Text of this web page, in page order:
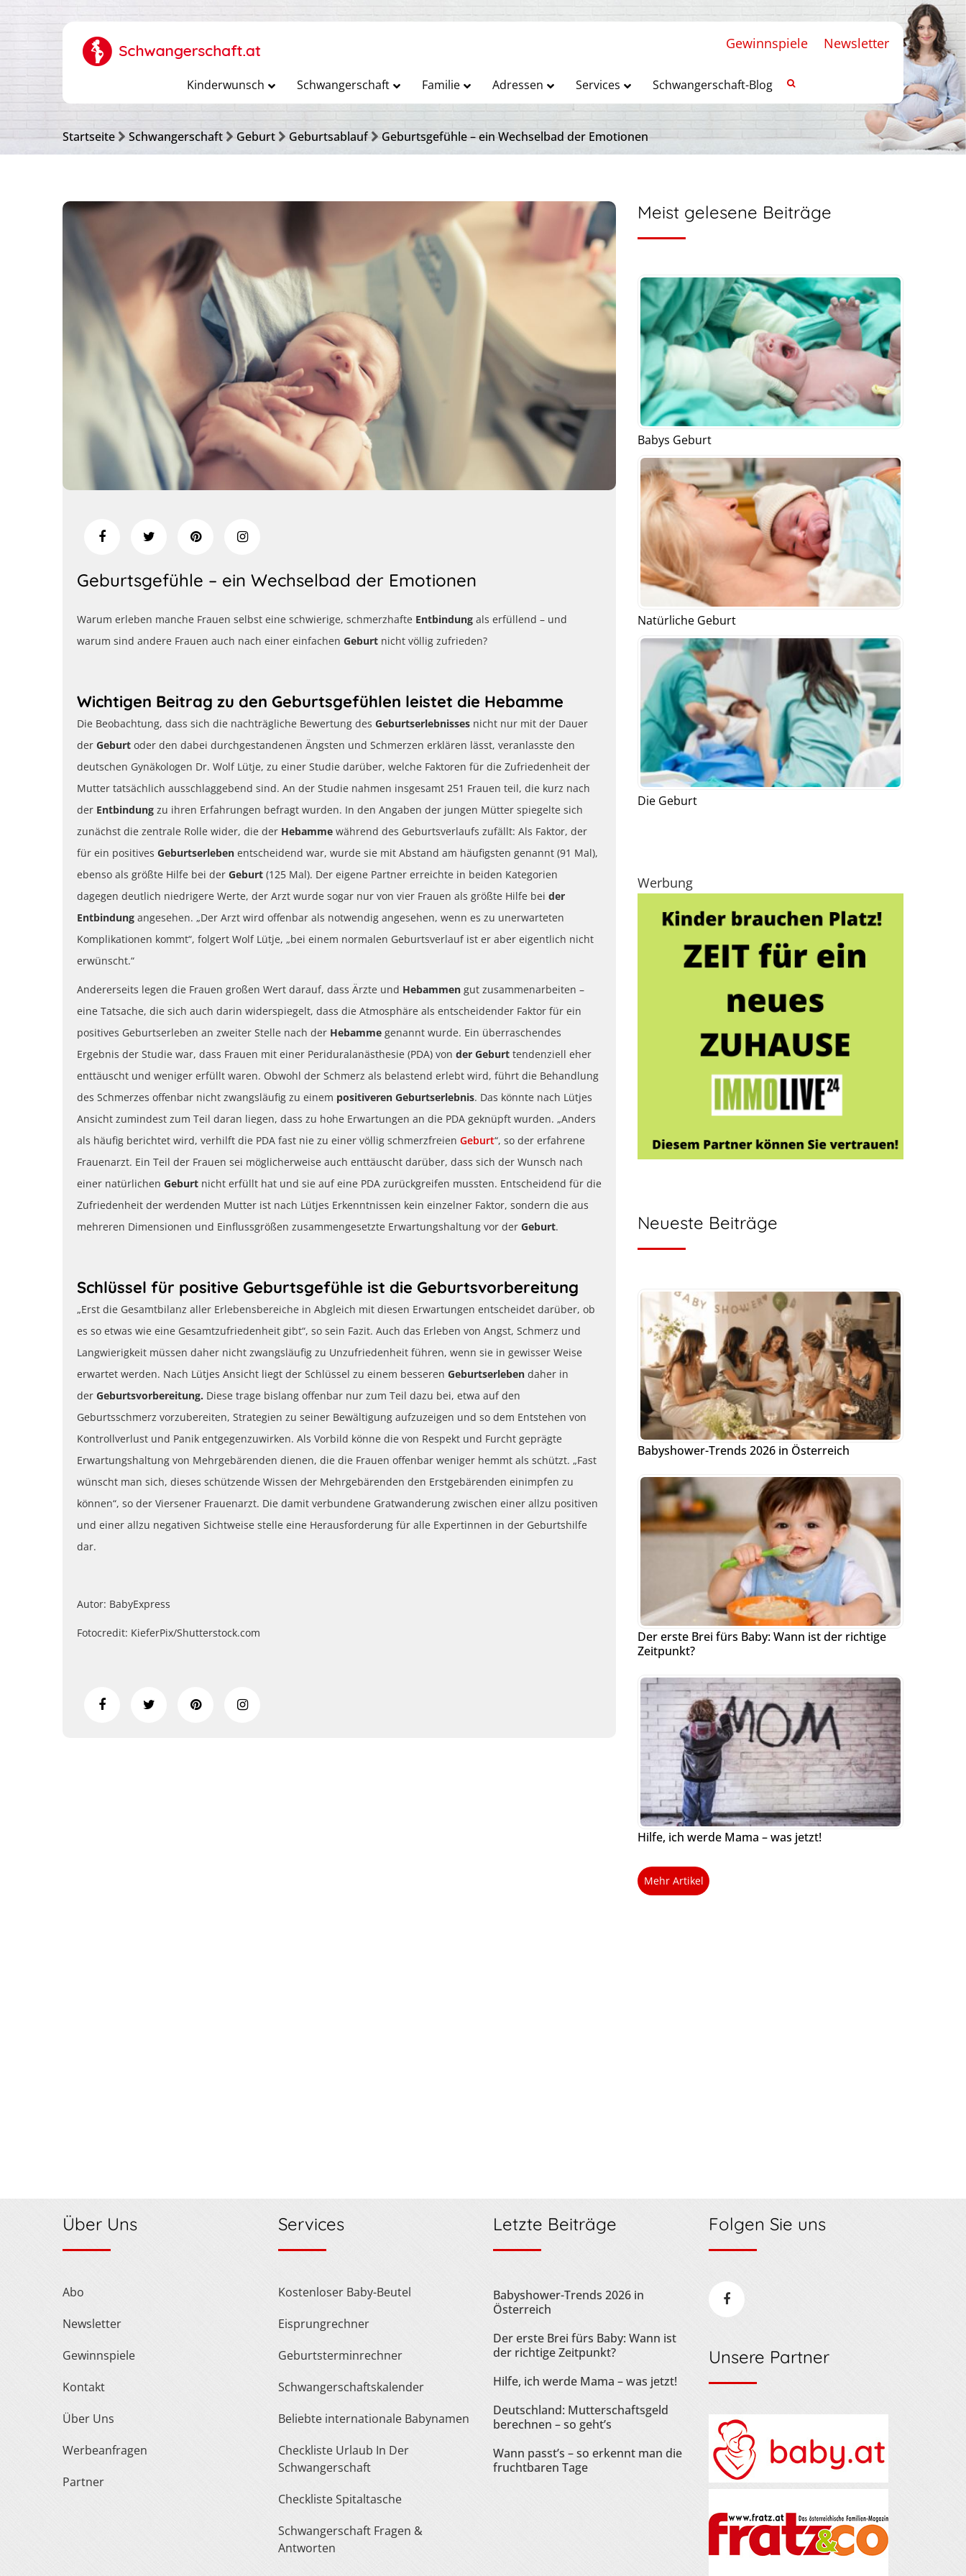
Gewinnspiele Newsletter
Kinderwunsch Schwangerschaft Familie Adressen Services Schwangerschaft-Blog
Startseite Schwangerschaft Geburt Geburtsablauf Geburtsgefühle – ein Wechselbad der Emotionen
Geburtsgefühle – ein Wechselbad der Emotionen
Warum erleben manche Frauen selbst eine schwierige, schmerzhafte Entbindung als erfüllend – und
warum sind andere Frauen auch nach einer einfachen Geburt nicht völlig zufrieden?
Wichtigen Beitrag zu den Geburtsgefühlen leistet die Hebamme
Die Beobachtung, dass sich die nachträgliche Bewertung des Geburtserlebnisses nicht nur mit der Dauer
der Geburt oder den dabei durchgestandenen Ängsten und Schmerzen erklären lässt, veranlasste den
deutschen Gynäkologen Dr. Wolf Lütje, zu einer Studie darüber, welche Faktoren für die Zufriedenheit der
Mutter tatsächlich ausschlaggebend sind. An der Studie nahmen insgesamt 251 Frauen teil, die kurz nach
der Entbindung zu ihren Erfahrungen befragt wurden. In den Angaben der jungen Mütter spiegelte sich
zunächst die zentrale Rolle wider, die der Hebamme während des Geburtsverlaufs zufällt: Als Faktor, der
für ein positives Geburtserleben entscheidend war, wurde sie mit Abstand am häufigsten genannt (91 Mal),
ebenso als größte Hilfe bei der Geburt (125 Mal). Der eigene Partner erreichte in beiden Kategorien
dagegen deutlich niedrigere Werte, der Arzt wurde sogar nur von vier Frauen als größte Hilfe bei der
Entbindung angesehen. „Der Arzt wird offenbar als notwendig angesehen, wenn es zu unerwarteten
Komplikationen kommt“, folgert Wolf Lütje, „bei einem normalen Geburtsverlauf ist er aber eigentlich nicht
erwünscht.“
Andererseits legen die Frauen großen Wert darauf, dass Ärzte und Hebammen gut zusammenarbeiten –
eine Tatsache, die sich auch darin widerspiegelt, dass die Atmosphäre als entscheidender Faktor für ein
positives Geburtserleben an zweiter Stelle nach der Hebamme genannt wurde. Ein überraschendes
Ergebnis der Studie war, dass Frauen mit einer Periduralanästhesie (PDA) von der Geburt tendenziell eher
enttäuscht und weniger erfüllt waren. Obwohl der Schmerz als belastend erlebt wird, führt die Behandlung
des Schmerzes offenbar nicht zwangsläufig zu einem positiveren Geburtserlebnis. Das könnte nach Lütjes
Ansicht zumindest zum Teil daran liegen, dass zu hohe Erwartungen an die PDA geknüpft wurden. „Anders
als häufig berichtet wird, verhilft die PDA fast nie zu einer völlig schmerzfreien Geburt“, so der erfahrene
Frauenarzt. Ein Teil der Frauen sei möglicherweise auch enttäuscht darüber, dass sich der Wunsch nach
einer natürlichen Geburt nicht erfüllt hat und sie auf eine PDA zurückgreifen mussten. Entscheidend für die
Zufriedenheit der werdenden Mutter ist nach Lütjes Erkenntnissen kein einzelner Faktor, sondern die aus
mehreren Dimensionen und Einflussgrößen zusammengesetzte Erwartungshaltung vor der Geburt.
Schlüssel für positive Geburtsgefühle ist die Geburtsvorbereitung
„Erst die Gesamtbilanz aller Erlebensbereiche in Abgleich mit diesen Erwartungen entscheidet darüber, ob
es so etwas wie eine Gesamtzufriedenheit gibt“, so sein Fazit. Auch das Erleben von Angst, Schmerz und
Langwierigkeit müssen daher nicht zwangsläufig zu Unzufriedenheit führen, wenn sie in gewisser Weise
erwartet werden. Nach Lütjes Ansicht liegt der Schlüssel zu einem besseren Geburtserleben daher in
der Geburtsvorbereitung. Diese trage bislang offenbar nur zum Teil dazu bei, etwa auf den
Geburtsschmerz vorzubereiten, Strategien zu seiner Bewältigung aufzuzeigen und so dem Entstehen von
Kontrollverlust und Panik entgegenzuwirken. Als Vorbild könne die von Respekt und Furcht geprägte
Erwartungshaltung von Mehrgebärenden dienen, die die Frauen offenbar weniger hemmt als schützt. „Fast
wünscht man sich, dieses schützende Wissen der Mehrgebärenden den Erstgebärenden einimpfen zu
können“, so der Viersener Frauenarzt. Die damit verbundene Gratwanderung zwischen einer allzu positiven
und einer allzu negativen Sichtweise stelle eine Herausforderung für alle Expertinnen in der Geburtshilfe
dar.
Autor: BabyExpress
Fotocredit: KieferPix/Shutterstock.com
Meist gelesene Beiträge
Babys Geburt
Natürliche Geburt
Die Geburt
Werbung
Neueste Beiträge
Babyshower-Trends 2026 in Österreich
Der erste Brei fürs Baby: Wann ist der richtige
Zeitpunkt?
Hilfe, ich werde Mama – was jetzt!
Mehr Artikel
Über Uns
Abo
Newsletter
Gewinnspiele
Kontakt
Über Uns
Werbeanfragen
Partner
Services
Kostenloser Baby-Beutel
Eisprungrechner
Geburtsterminrechner
Schwangerschaftskalender
Beliebte internationale Babynamen
Checkliste Urlaub In Der
Schwangerschaft
Checkliste Spitaltasche
Schwangerschaft Fragen &
Antworten
Letzte Beiträge
Babyshower-Trends 2026 in
Österreich
Der erste Brei fürs Baby: Wann ist
der richtige Zeitpunkt?
Hilfe, ich werde Mama – was jetzt!
Deutschland: Mutterschaftsgeld
berechnen – so geht’s
Wann passt’s – so erkennt man die
fruchtbaren Tage
Folgen Sie uns
Unsere Partner